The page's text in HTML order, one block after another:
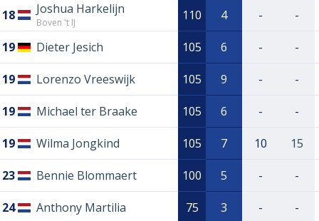
18 Joshua Harkelijn
Boven 't IJ 110 4 - -
19 Dieter Jesich 105 6 - -
19 Lorenzo Vreeswijk 105 9 - -
19 Michael ter Braake 105 6 - -
19 Wilma Jongkind 105 7 10 15
23 Bennie Blommaert 100 5 - -
24 Anthony Martilia 75 3 - -